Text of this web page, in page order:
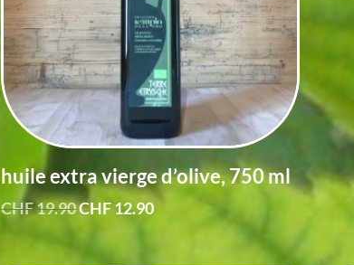
huile extra vierge d’olive, 750 ml
CHF19.90Le
prix
initial
CHF12.90Le